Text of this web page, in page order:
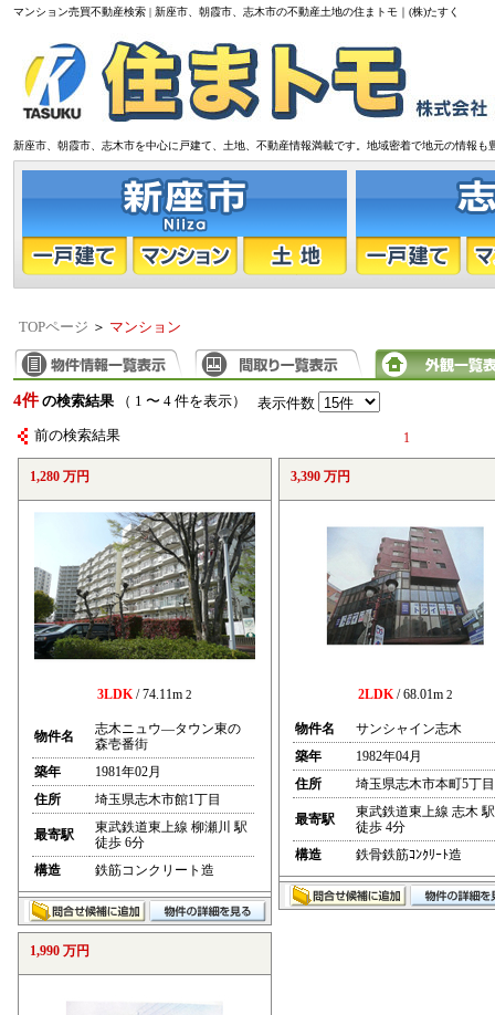
マンション売買不動産検索 | 新座市、朝霞市、志木市の不動産土地の住まトモ｜(株)たすく
新座市、朝霞市、志木市を中心に戸建て、土地、不動産情報満載です。地域密着で地元の情報も
TOPページ ＞ マンション
4件 の検索結果 （ 1 〜 4 件を表示） 表示件数
前の検索結果 1
1,280 万円
3LDK/ 74.11m 2
物件名
志木ニュウ―タウン東の
森壱番街
築年
1981年02月
住所
埼玉県志木市館1丁目
最寄駅
東武鉄道東上線 柳瀬川 駅
徒歩 6分
構造
鉄筋コンクリート造
3,390 万円
2LDK/ 68.01m 2
物件名
サンシャイン志木
築年
1982年04月
住所
埼玉県志木市本町5丁目
最寄駅
東武鉄道東上線 志木 駅
徒歩 4分
構造
鉄骨鉄筋ｺﾝｸﾘｰﾄ造
1,990 万円